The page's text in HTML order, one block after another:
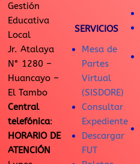
Gestión
Educativa
Local
Jr. Atalaya
N° 1280 –
Huancayo –
El Tambo
Central
telefónica:
HORARIO DE
ATENCIÓN
SERVICIOS
Mesa de
Partes
Virtual
(SISDORE)
Consultar
Expediente
Descargar
FUT